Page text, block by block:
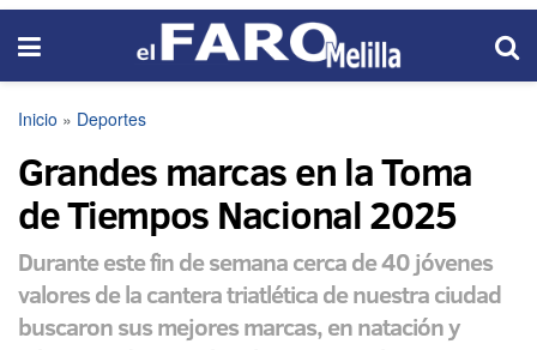
Inicio » Deportes
Grandes marcas en la Toma
de Tiempos Nacional 2025
Durante este fin de semana cerca de 40 jóvenes
valores de la cantera triatlética de nuestra ciudad
buscaron sus mejores marcas, en natación y